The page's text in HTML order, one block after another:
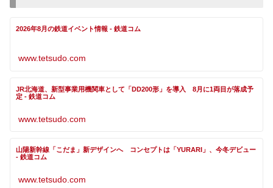
2026年8月の鉄道イベント情報 - 鉄道コム
www.tetsudo.com
JR北海道、新型事業用機関車として「DD200形」を導入 8月に1両目が落成予
定 - 鉄道コム
www.tetsudo.com
山陽新幹線「こだま」新デザインへ コンセプトは「YURARI」、今冬デビュー
- 鉄道コム
www.tetsudo.com